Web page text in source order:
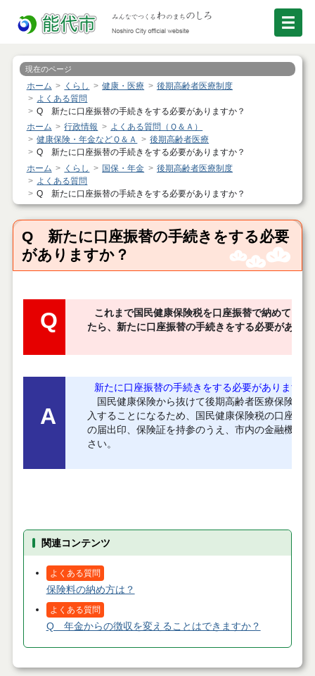
現在のページ
ホーム くらし 健康・医療
後期高齢者医療制度
よくある質問
Q 新たに口座振替の手続きをする必要がありますか？
ホーム
行政情報
よくある質問（Ｑ＆Ａ）
健康保険・年金などＱ＆Ａ
後期高齢者医療
Q 新たに口座振替の手続きをする必要がありますか？
ホーム
くらし 国保・年金
後期高齢者医療制度
よくある質問
Q 新たに口座振替の手続きをする必要がありますか？
Q 新たに口座振替の手続きをする必要
がありますか？
Q
これまで国民健康保険税を口座振替で納めてい
たら、新たに口座振替の手続きをする必要があり
A
新たに口座振替の手続きをする必要があります
国民健康保険から抜けて後期高齢者医療保険（
入することになるため、国民健康保険税の口座振
の届出印、保険証を持参のうえ、市内の金融機関
さい。
関連コンテンツ
よくある質問
保険料の納め方は？
よくある質問
Q 年金からの徴収を変えることはできますか？